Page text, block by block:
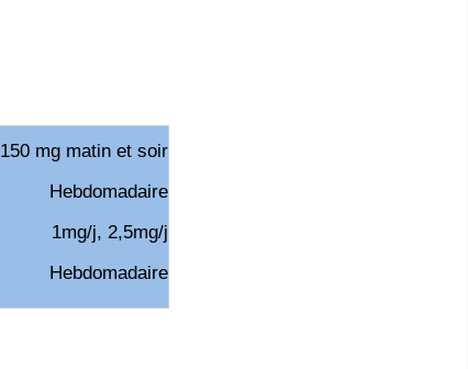
150 mg matin et soir
Hebdomadaire
1mg/j, 2,5mg/j
Hebdomadaire